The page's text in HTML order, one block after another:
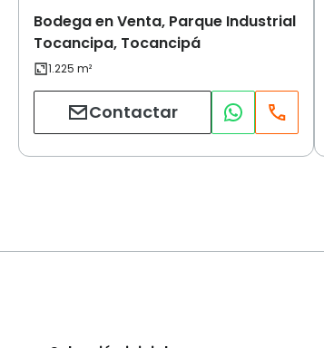
Bodega en Venta, Parque Industrial
Tocancipa, Tocancipá
Contactar